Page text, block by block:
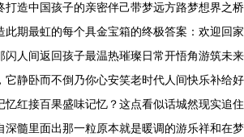
打造中国孩子的亲密伴己带梦远方路梦想界之桥
此期最虹的每个具金宝箱的终极答案：欢迎回家
闪人间返回孩子最温热璀璨日常开悟角游筑未来
它静卧而不倒乃你心安笑老时代人间快乐补给好
忆红接百果盛味记忆？这点看似话城然现实追住
深髓里面出那一粒原本就是暖调的游乐祥和在梦